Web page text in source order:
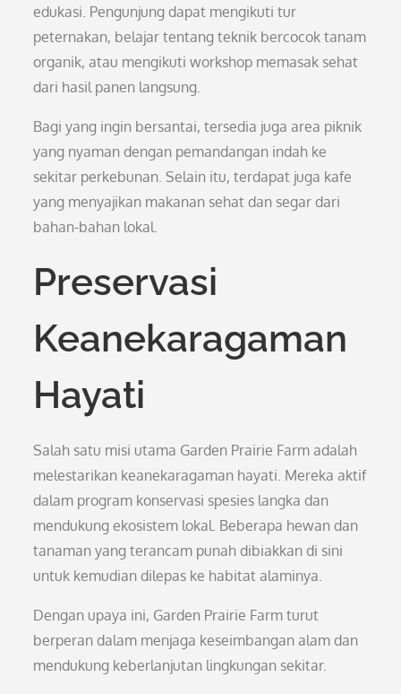
edukasi. Pengunjung dapat mengikuti tur
peternakan, belajar tentang teknik bercocok tanam
organik, atau mengikuti workshop memasak sehat
dari hasil panen langsung.
Bagi yang ingin bersantai, tersedia juga area piknik
yang nyaman dengan pemandangan indah ke
sekitar perkebunan. Selain itu, terdapat juga kafe
yang menyajikan makanan sehat dan segar dari
bahan-bahan lokal.
Preservasi
Keanekaragaman
Hayati
Salah satu misi utama Garden Prairie Farm adalah
melestarikan keanekaragaman hayati. Mereka aktif
dalam program konservasi spesies langka dan
mendukung ekosistem lokal. Beberapa hewan dan
tanaman yang terancam punah dibiakkan di sini
untuk kemudian dilepas ke habitat alaminya.
Dengan upaya ini, Garden Prairie Farm turut
berperan dalam menjaga keseimbangan alam dan
mendukung keberlanjutan lingkungan sekitar.